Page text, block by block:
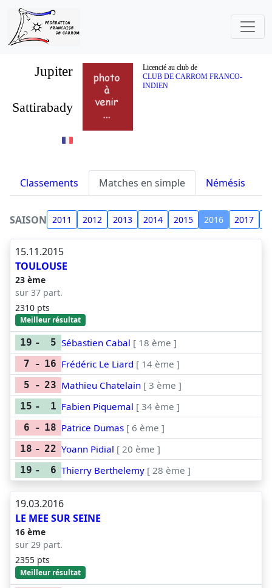
Jupiter
Licencié au club de
CLUB DE CARROM FRANCO-
INDIEN
Sattirabady
Classements Matches en simple Némésis
SAISON 2011 2012 2013 2014 2015 2016 2017
15.11.2015
TOULOUSE
23 ème
sur 37 part.
2310 pts
Meilleur résultat
19 - 5 Sébastien Cabal [ 18 ème ]
7 - 16 Frédéric Le Liard [ 14 ème ]
5 - 23 Mathieu Chatelain [ 3 ème ]
15 - 1 Fabien Piquemal [ 34 ème ]
6 - 18 Patrice Dumas [ 6 ème ]
18 - 22 Yoann Pidial [ 20 ème ]
19 - 6 Thierry Berthelemy [ 28 ème ]
19.03.2016
LE MEE SUR SEINE
16 ème
sur 29 part.
2355 pts
Meilleur résultat